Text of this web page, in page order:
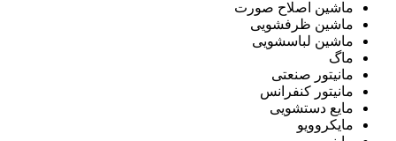
ماشین اصلاح صورت
ماشین ظرفشویی
ماشین لباسشویی
ماگ
مانیتور صنعتی
مانیتور کنفرانس
مایع دستشویی
مایکروویو